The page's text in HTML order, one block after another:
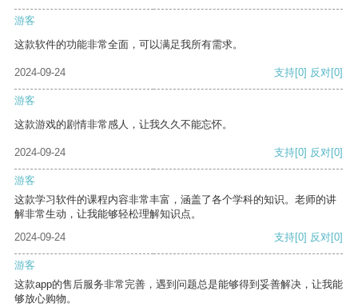
游客
这款软件的功能非常全面，可以满足我所有需求。
2024-09-24 支持[0] 反对[0]
游客
这款游戏的剧情非常感人，让我久久不能忘怀。
2024-09-24 支持[0] 反对[0]
游客
这款学习软件的课程内容非常丰富，涵盖了各个学科的知识。老师的讲
解非常生动，让我能够轻松理解知识点。
2024-09-24
支持[0] 反对[0]
游客
这款app的售后服务非常完善，遇到问题总是能够得到妥善解决，让我能
够放心购物。